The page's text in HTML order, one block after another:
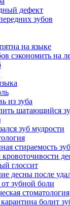
дефект
зубов
на языке
сэкономить на
из зуба
шатающийся
зуб мудрости
стираемость
глоссит
десны после
зубной боли
стоматология
болит